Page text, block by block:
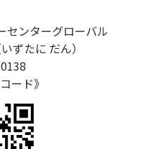
ンターグローバル
に だん）
ド》